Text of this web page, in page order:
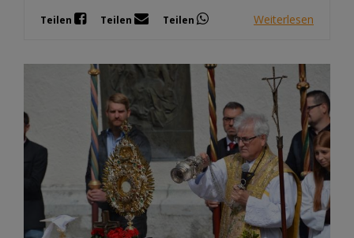
Teilen Teilen Teilen Weiterlesen